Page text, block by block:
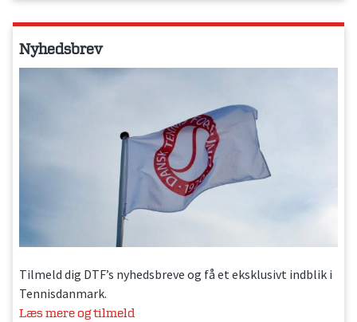
Nyhedsbrev
Tilmeld dig DTF’s nyhedsbreve og få et eksklusivt indblik i
Tennisdanmark.
Læs mere og tilmeld